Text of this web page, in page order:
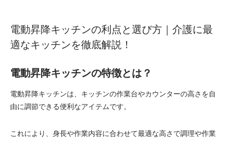
電動昇降キッチンの利点と選び方｜介護に最
適なキッチンを徹底解説！
電動昇降キッチンの特徴とは？
電動昇降キッチンは、キッチンの作業台やカウンターの高さを自
由に調節できる便利なアイテムです。
これにより、身長や作業内容に合わせて最適な高さで調理や作業